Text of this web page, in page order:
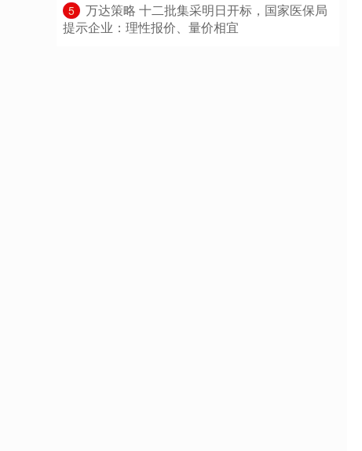
5
​万达策略 十二批集采明日开标，国家医保局
提示企业：理性报价、量价相宜